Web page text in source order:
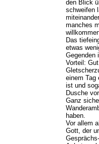
den Blick
schweifen
manches
Das
etwas
Gegenden
Vorteil:
einem Tag
ist und
Dusche
Ganz
haben.
Vor allem
Gott, der